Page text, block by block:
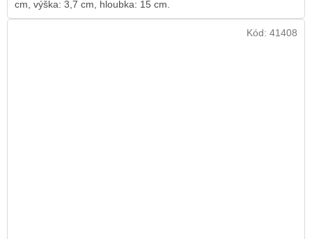
cm, výška: 3,7 cm, hloubka: 15 cm.
Kód: 41408